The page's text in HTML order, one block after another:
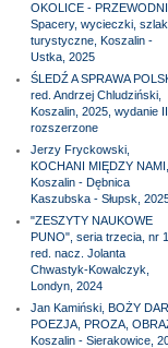
OKOLICE -
Spacery, wycieczki,
turystyczne, Koszalin -
Ustka, 2025
ŚLEDŹ A SPRAWA
red. Andrzej Chludziński,
Koszalin, 2025, wydanie II
rozszerzone
Jerzy Fryckowski,
KOCHANI MIĘDZY NAMI,
Koszalin - Dębnica
Kaszubska - Słupsk,
"ZESZYTY NAUKOWE
PUNO", seria trzecia, nr
red. nacz. Jolanta
Chwastyk-Kowalczyk,
Londyn, 2024
Jan Kamiński, BOŻY DAR.
POEZJA, PROZA,
Koszalin - Sierakowice,